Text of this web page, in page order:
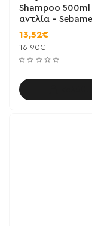
Shampoo 500ml
αντλία -
13,52€
16,90€